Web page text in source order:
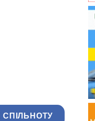
СПІЛЬНОТУ